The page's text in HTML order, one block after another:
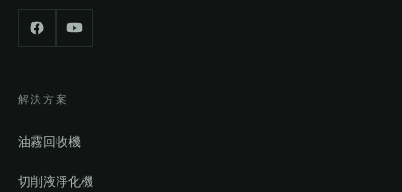
解決方案
油霧回收機
切削液淨化機